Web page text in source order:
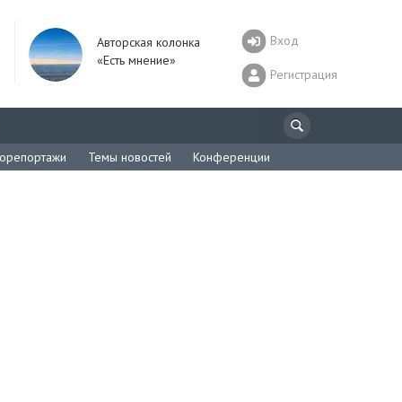
Авторская колонка
«Есть мнение»
Вход
Регистрация
Темы новостей Конференции